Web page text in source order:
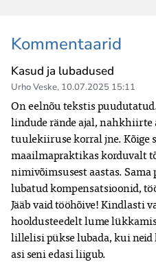
Kommentaarid
Kasud ja lubadused
Urho Veske, 10.07.2025 15:11
On eelnõu tekstis
lindude rände ajal,
tuulekiiruse korral jne. Kõige
maailmapraktikas korduvalt
nimivõimsusest aastas. Sama
lubatud kompensatsioonid,
Jääb vaid tööhõive! Kindlasti
hooldusteedelt lume
lillelisi pükse lubada, kui
asi seni edasi liigub.